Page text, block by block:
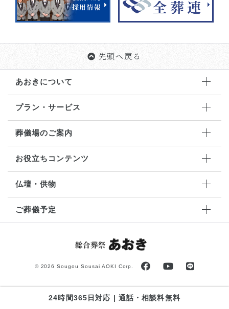
先頭へ戻る
あおきについて
プラン・サービス
葬儀場のご案内
お役立ちコンテンツ
仏壇・供物
ご葬儀予定
© 2026 Sougou Sousai AOKI Corp.
24時間365日対応 | 通話・相談料無料